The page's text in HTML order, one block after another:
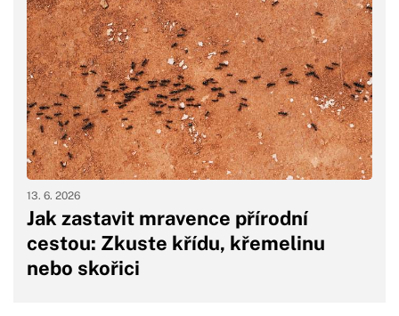
Jak zastavit mravence přírodní
cestou: Zkuste křídu, křemelinu
nebo skořici
13. 6. 2026